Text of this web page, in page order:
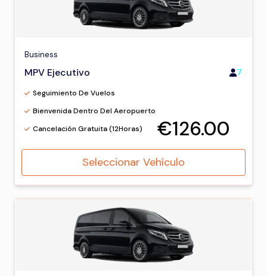
Business
MPV Ejecutivo 7
Seguimiento De Vuelos
Bienvenida Dentro Del Aeropuerto
Cancelación Gratuita (12Horas)
€126.00
Seleccionar Vehículo